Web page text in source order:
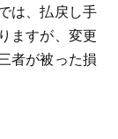
は、払戻し手
ますが、変更
者が被った損